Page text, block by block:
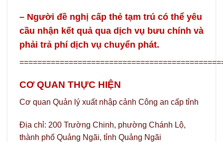
– Người đề nghị cấp thẻ tạm trú có thể yêu
cầu nhận kết quả qua dịch vụ bưu chính và
phải trả phí dịch vụ chuyển phát.
CƠ QUAN THỰC HIỆN
Cơ quan Quản lý xuất nhập cảnh Công an cấp tỉnh
Địa chỉ: 200 Trường Chinh, phường Chánh Lộ,
thành phố Quảng Ngãi, tỉnh Quảng Ngãi